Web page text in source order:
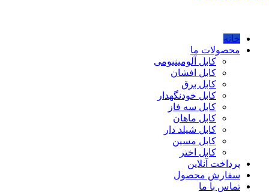
خانه
محصولات ما
کابل آلومینیومی
کابل افشان
کابل برق
کابل خودنگهدار
کابل سه فاز
کابل ماهان
کابل شیلد دار
کابل مسین
کابل اختر
پرداخت آنلاین
سفارش محصول
تماس با ما